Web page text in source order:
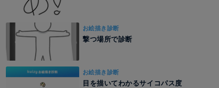
お絵描き診断
撃つ場所で診断
お絵描き診断
目を描いてわかるサイコパス度